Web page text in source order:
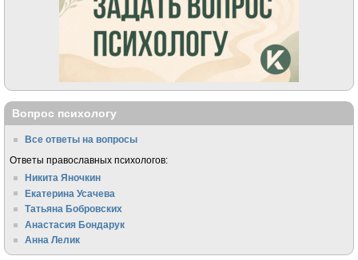
Вопрос психологу
Все ответы на вопросы
Ответы православных психологов:
Никита Яночкин
Екатерина Усачева
Татьяна Бобровских
Анастасия Бондарук
Анна Лелик